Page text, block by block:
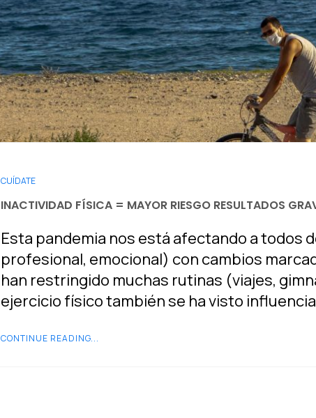
CUÍDATE
INACTIVIDAD FÍSICA = MAYOR RIESGO RESULTADOS
Esta pandemia nos está afectando a todos
profesional, emocional) con cambios
han restringido muchas rutinas (viajes,
ejercicio físico también se ha visto
CONTINUE READING...